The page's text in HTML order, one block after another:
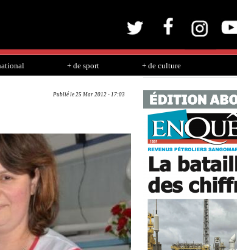
+ de sport + de culture
Publié le 25 Mar 2012 - 17:03